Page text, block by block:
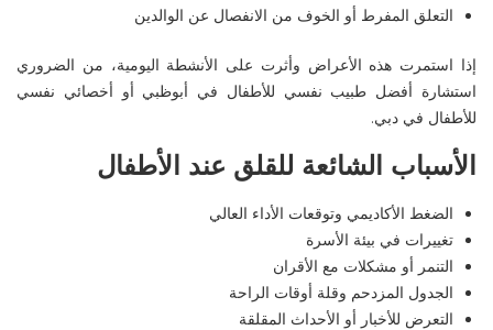
التعلق المفرط أو الخوف من الانفصال عن الوالدين
إذا استمرت هذه الأعراض وأثرت على الأنشطة اليومية، من الضروري
استشارة أفضل طبيب نفسي للأطفال في أبوظبي أو أخصائي نفسي
للأطفال في دبي.
الأسباب الشائعة للقلق عند الأطفال
الضغط الأكاديمي وتوقعات الأداء العالي
تغييرات في بيئة الأسرة
التنمر أو مشكلات مع الأقران
الجدول المزدحم وقلة أوقات الراحة
التعرض للأخبار أو الأحداث المقلقة